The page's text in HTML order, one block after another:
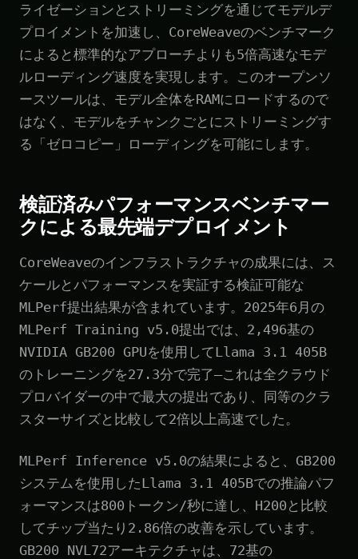
ライゼーションとストリーミングを通じてモデルデ
プロイメントを加速し、CoreWeaveのベンチマーク
によると標準的なアプローチよりも5倍高速なモデ
ルローディング速度を実現します。このオープンソ
ースツールは、モデル全体をRAMにロードするので
はなく、モデルをチャンクごとにストリーミングす
る「ゼロコピー」ローディングを可能にします。
検証済みパフォーマンスベンチマー
クによる最先端デプロイメント
CoreWeaveのインフラストラクチャの成果には、ス
ケールとパフォーマンスを実証する検証可能な
MLPerf提出結果が含まれています。2025年6月の
MLPerf Training v5.0提出では、2,496基の
NVIDIA GB200 GPUを使用してLlama 3.1 405B
のトレーニングを27.3分で完了—これは全クラウド
プロバイダーの中で最大の提出であり、同等のクラ
スターサイズと比較して2倍以上高速でした。
MLPerf Inference v5.0の結果によると、GB200
システムを使用したLlama 3.1 405Bでの推論パフ
ォーマンスは800トークン/秒に達し、H200と比較
してチップ当たり2.86倍の改善を示しています。
GB200 NVL72アーキテクチャは、72基の